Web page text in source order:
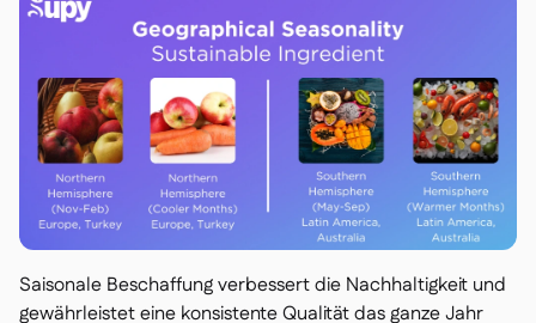
Saisonale Beschaffung verbessert die Nachhaltigkeit und
gewährleistet eine konsistente Qualität das ganze Jahr